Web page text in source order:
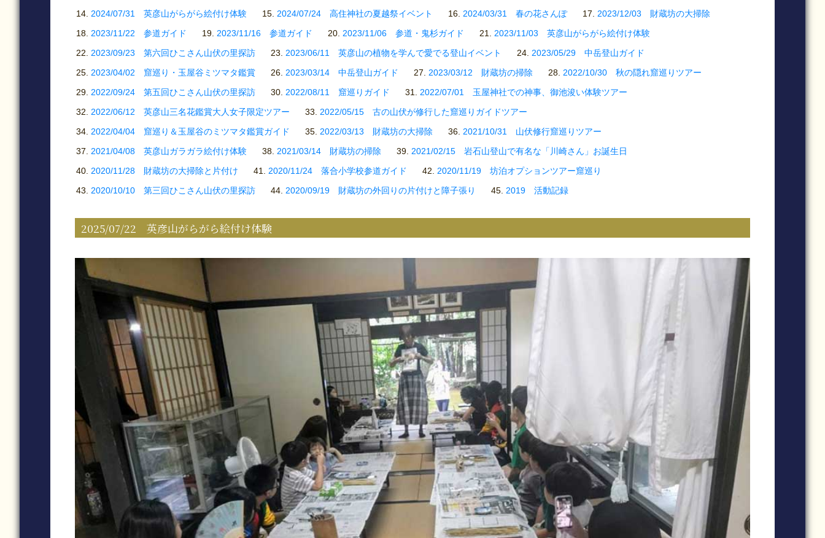
2024/07/31 英彦山がらがら絵付け体験
2024/07/24 高住神社の夏越祭イベント 2024/03/31 春の花さんぽ
2023/12/03 財蔵坊の大掃除
2023/11/22 参道ガイド
2023/11/16 参道ガイド 2023/11/06 参道・鬼杉ガイド
2023/11/03 英彦山がらがら絵付け体験
2023/09/23 第六回ひこさん山伏の里探訪
2023/06/11 英彦山の植物を学んで愛でる登山イベント
2023/05/29 中岳登山ガイド
2023/04/02 窟巡り・玉屋谷ミツマタ鑑賞
2023/03/14 中岳登山ガイド 2023/03/12 財蔵坊の掃除
2022/10/30 秋の隠れ窟巡りツアー
2022/09/24 第五回ひこさん山伏の里探訪
2022/08/11 窟巡りガイド
2022/07/01 玉屋神社での神事、御池浚い体験ツアー
2022/06/12 英彦山三名花鑑賞大人女子限定ツアー
2022/05/15 古の山伏が修行した窟巡りガイドツアー
2022/04/04 窟巡り＆玉屋谷のミツマタ鑑賞ガイド
2022/03/13 財蔵坊の大掃除
2021/10/31 山伏修行窟巡りツアー
2021/04/08 英彦山ガラガラ絵付け体験
2021/03/14 財蔵坊の掃除
2021/02/15 岩石山登山で有名な「川崎さん」お誕生日
2020/11/28 財蔵坊の大掃除と片付け
2020/11/24 落合小学校参道ガイド
2020/11/19 坊泊オプションツアー窟巡り
2020/10/10 第三回ひこさん山伏の里探訪
2020/09/19 財蔵坊の外回りの片付けと障子張り 2019 活動記録
2025/07/22 英彦山がらがら絵付け体験